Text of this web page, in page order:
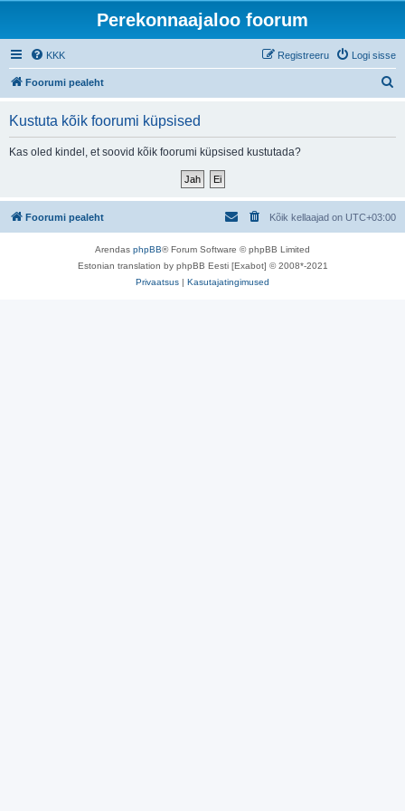
Perekonnaajaloo foorum
KKK Logi sisse
Registreeru
Foorumi pealeht
Kustuta kõik foorumi küpsised
Kas oled kindel, et soovid kõik foorumi küpsised kustutada?
Foorumi pealeht Kõik kellaajad on UTC+03:00
Arendas phpBB® Forum Software © phpBB Limited
Estonian translation by phpBB Eesti [Exabot] © 2008*-2021
Privaatsus | Kasutajatingimused